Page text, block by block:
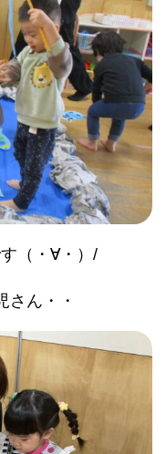
（・∀・）/
さん・・